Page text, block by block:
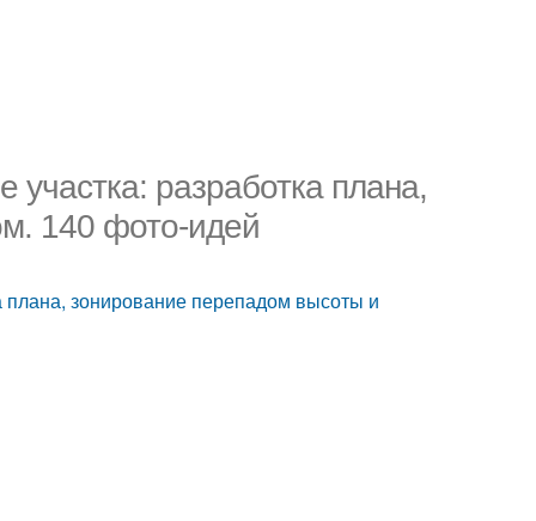
участка: разработка плана,
140 фото-идей
плана, зонирование перепадом высоты и